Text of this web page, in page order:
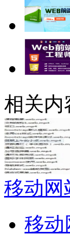
相关内
移动网
移动